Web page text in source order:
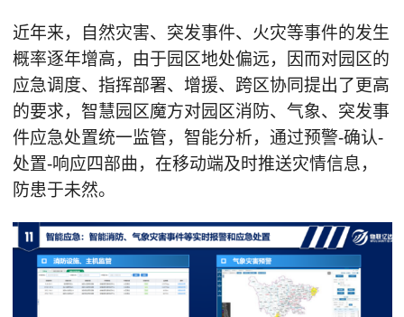
近年来，自然灾害、突发事件、火灾等事件的发生
概率逐年增高，由于园区地处偏远，因而对园区的
应急调度、指挥部署、增援、跨区协同提出了更高
的要求，智慧园区魔方对园区消防、气象、突发事
件应急处置统一监管，智能分析，通过预警-确认-
处置-响应四部曲，在移动端及时推送灾情信息，
防患于未然。